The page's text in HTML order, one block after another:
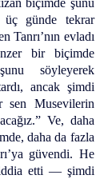
biçimde şunu
günde tekrar
Tanrı’nın evladı
bir biçimde
söyleyerek
ancak şimdi
sen Musevilerin
Ve, daha
daha da fazla
güvendi. He
iddia etti — şimdi